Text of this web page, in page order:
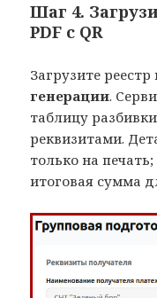
Шаг 4.
PDF с QR
Загрузите
генерации.
таблицу
реквизитами.
только на
итоговая сумма